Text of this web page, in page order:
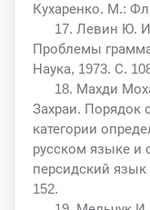
Кухаренко. М.:
17. Левин Ю.
Проблемы
Наука, 1973. С.
18. Махди
Захраи. Порядок
категории
русском языке и
персидский
152.